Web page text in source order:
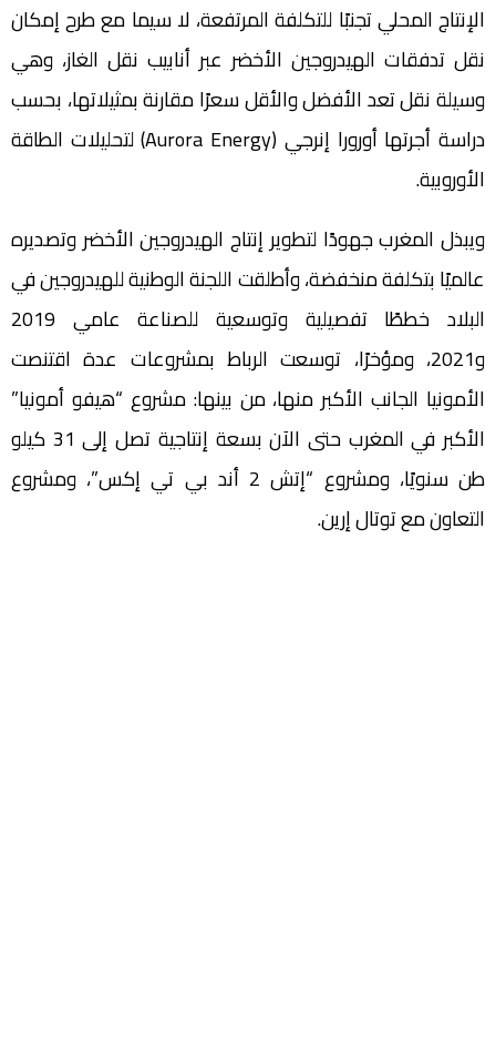
الإنتاج المحلي تجنبًا للتكلفة المرتفعة، لا سيما مع طرح إمكان
نقل تدفقات الهيدروجين الأخضر عبر أنابيب نقل الغاز، وهي
وسيلة نقل تعد الأفضل والأقل سعرًا مقارنة بمثيلاتها، بحسب
دراسة أجرتها أورورا إنرجي (Aurora Energy) لتحليلات الطاقة
الأوروبية.
ويبذل المغرب جهودًا لتطوير إنتاج الهيدروجين الأخضر وتصديره
عالميًا بتكلفة منخفضة، وأطلقت اللجنة الوطنية للهيدروجين في
البلاد خططًا تفصيلية وتوسعية للصناعة عامي 2019
و2021، ومؤخرًا، توسعت الرباط بمشروعات عدة اقتنصت
الأمونيا الجانب الأكبر منها، من بينها: مشروع “هيفو أمونيا”
الأكبر في المغرب حتى الآن بسعة إنتاجية تصل إلى 31 كيلو
طن سنويًا، ومشروع “إتش 2 أند بي تي إكس”، ومشروع
التعاون مع توتال إرين.